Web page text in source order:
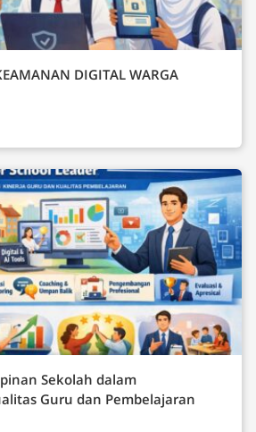
DIGITAL WARGA
Sekolah dalam
Guru dan Pembelajaran